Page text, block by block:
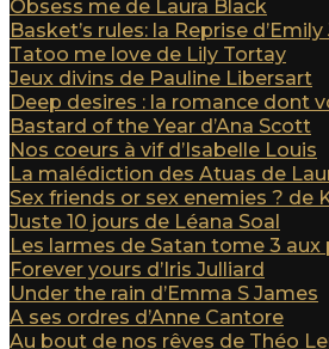
Obsess me de Laura Black
Basket’s rules: la Reprise d’Emily
Tatoo me love de Lily Tortay
Jeux divins de Pauline Libersart
Deep desires : la romance dont
Bastard of the Year d’Ana Scott
Nos coeurs à vif d’Isabelle Louis
La malédiction des Atuas de
Sex friends or sex enemies ? de
Juste 10 jours de Léana Soal
Les larmes de Satan tome 3 aux
Forever yours d’Iris Julliard
Under the rain d’Emma S James
A ses ordres d’Anne Cantore
Au bout de nos rêves de Théo